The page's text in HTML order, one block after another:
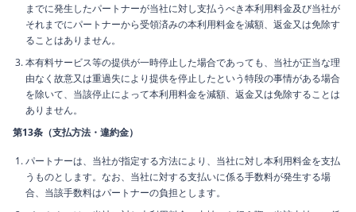
までに発生したパートナーが当社に対し支払うべき本利用料金及び当社が
それまでにパートナーから受領済みの本利用料金を減額、返金又は免除す
ることはありません。
本有料サービス等の提供が一時停止した場合であっても、当社が正当な理
由なく故意又は重過失により提供を停止したという特段の事情がある場合
を除いて、当該停止によって本利用料金を減額、返金又は免除することは
ありません。
第13条（支払方法・違約金）
パートナーは、当社が指定する方法により、当社に対し本利用料金を支払
うものとします。なお、当社に対する支払いに係る手数料が発生する場
合、当該手数料はパートナーの負担とします。